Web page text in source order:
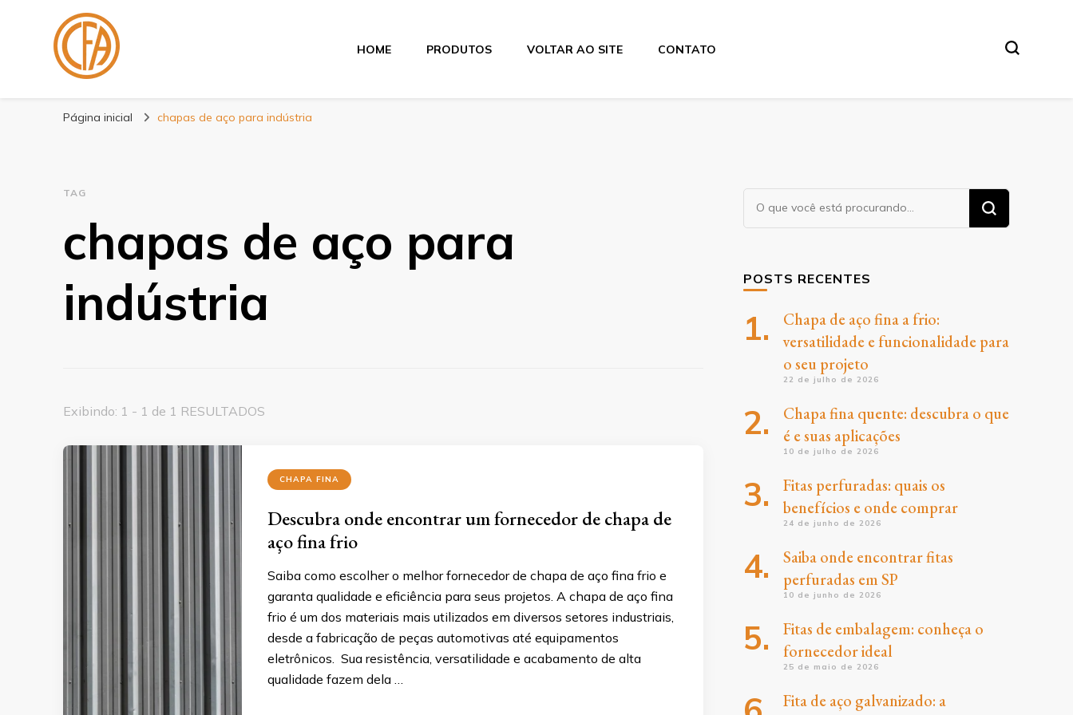
Blog Centenário Fitas
HOME PRODUTOS VOLTAR AO SITE CONTATO
Página inicial chapas de aço para indústria
TAG
chapas de aço para
indústria
Exibindo: 1 - 1 de 1 RESULTADOS
CHAPA FINA
Descubra onde encontrar um fornecedor de chapa de
aço fina frio
Saiba como escolher o melhor fornecedor de chapa de aço fina frio e
garanta qualidade e eficiência para seus projetos. A chapa de aço fina
frio é um dos materiais mais utilizados em diversos setores industriais,
desde a fabricação de peças automotivas até equipamentos
eletrônicos. Sua resistência, versatilidade e acabamento de alta
qualidade fazem dela …
Procurando
algo?
POSTS RECENTES
Chapa de aço fina a frio:
versatilidade e funcionalidade para
o seu projeto
22 de julho de 2026
Chapa fina quente: descubra o que
é e suas aplicações
10 de julho de 2026
Fitas perfuradas: quais os
benefícios e onde comprar
24 de junho de 2026
Saiba onde encontrar fitas
perfuradas em SP
10 de junho de 2026
Fitas de embalagem: conheça o
fornecedor ideal
25 de maio de 2026
Fita de aço galvanizado: a